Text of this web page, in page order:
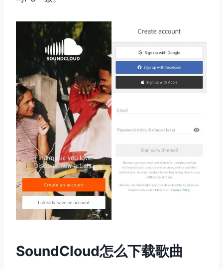
SoundCloud怎么下载歌曲